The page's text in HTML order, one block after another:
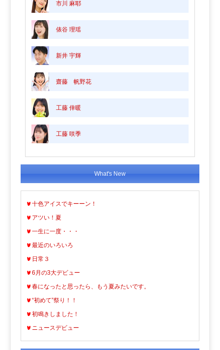
市川 麻耶
俵谷 理瑶
新井 宇輝
齋藤 帆野花
工藤 倖暖
工藤 咲季
What's New
十色アイスでキーーン！
アツい！夏
一生に一度・・・
最近のいろいろ
日常３
6月の3大デビュー
春になったと思ったら、もう夏みたいです。
“初めて”祭り！！
初鳴きしました！
ニュースデビュー